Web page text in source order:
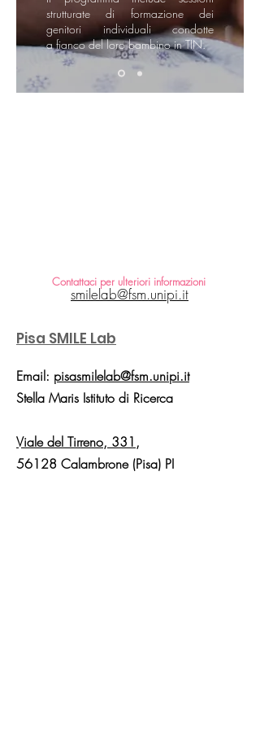
strutturate di formazione dei
genitori individuali condotte
a fianco del loro bambino in TIN.
Contattaci per ulteriori informazioni
smilelab@fsm.unipi.it
Pisa SMILE Lab
Email: pisasmilelab@fsm.unipi.it
Stella Maris Istituto di Ricerca
Viale del Tirreno, 331,
56128 Calambrone (Pisa) PI